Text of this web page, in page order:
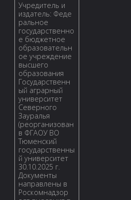
Учредитель и
издатель: Феде
ральное
государственно
е бюджетное
образовательн
ое учреждение
высшего
образования
Государственн
ый аграрный
университет
Северного
Зауралья
(реорганизован
в ФГАОУ ВО
Тюменский
государственны
й университет
30.10.2025 г.
Документы
направлены в
Роскомнадзор